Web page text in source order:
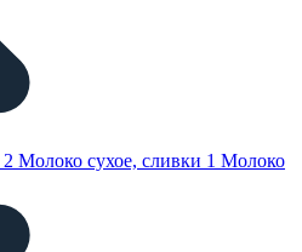
2 Молоко сухое, сливки 1 Молоко